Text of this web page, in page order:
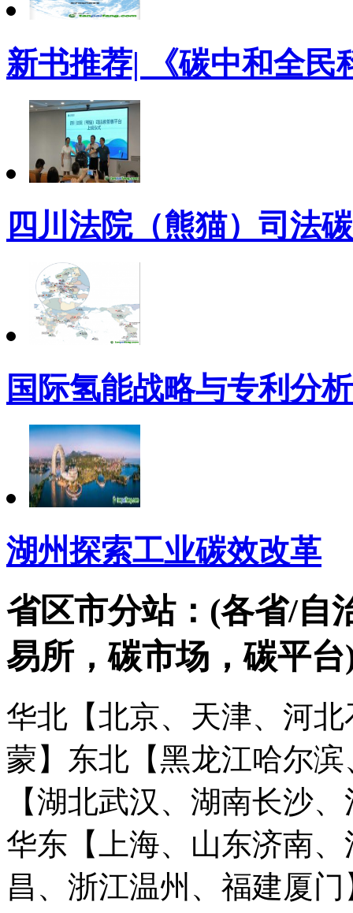
新书推荐| 《碳中和全民
四川法院（熊猫）司法
国际氢能战略与专利分析
湖州探索工业碳效改革
省区市分站：(各省/自
易所，碳市场，碳平台
华北【北京、天津、河
蒙】 东北【黑龙江哈尔
【湖北武汉、湖南长沙
华东【上海、山东济南
昌、浙江温州、福建厦门